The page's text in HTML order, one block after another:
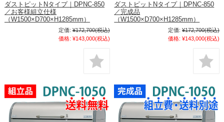
ダストピットNタイプ｜DPNC-850
／お客様組立仕様
（W1500×D700×H1285mm）
定価: ¥172,700(税込)
価格: ¥143,000(税込)
ダストピットNタイプ｜DPNC-850
／完成品
（W1500×D700×H1285mm）
定価: ¥172,700(税込)
価格: ¥143,000(税込)